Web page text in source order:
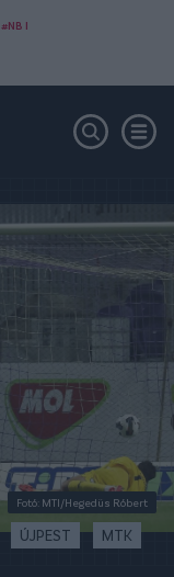
#NB I
Fotó: MTI/Hegedüs Róbert
ÚJPEST
MTK